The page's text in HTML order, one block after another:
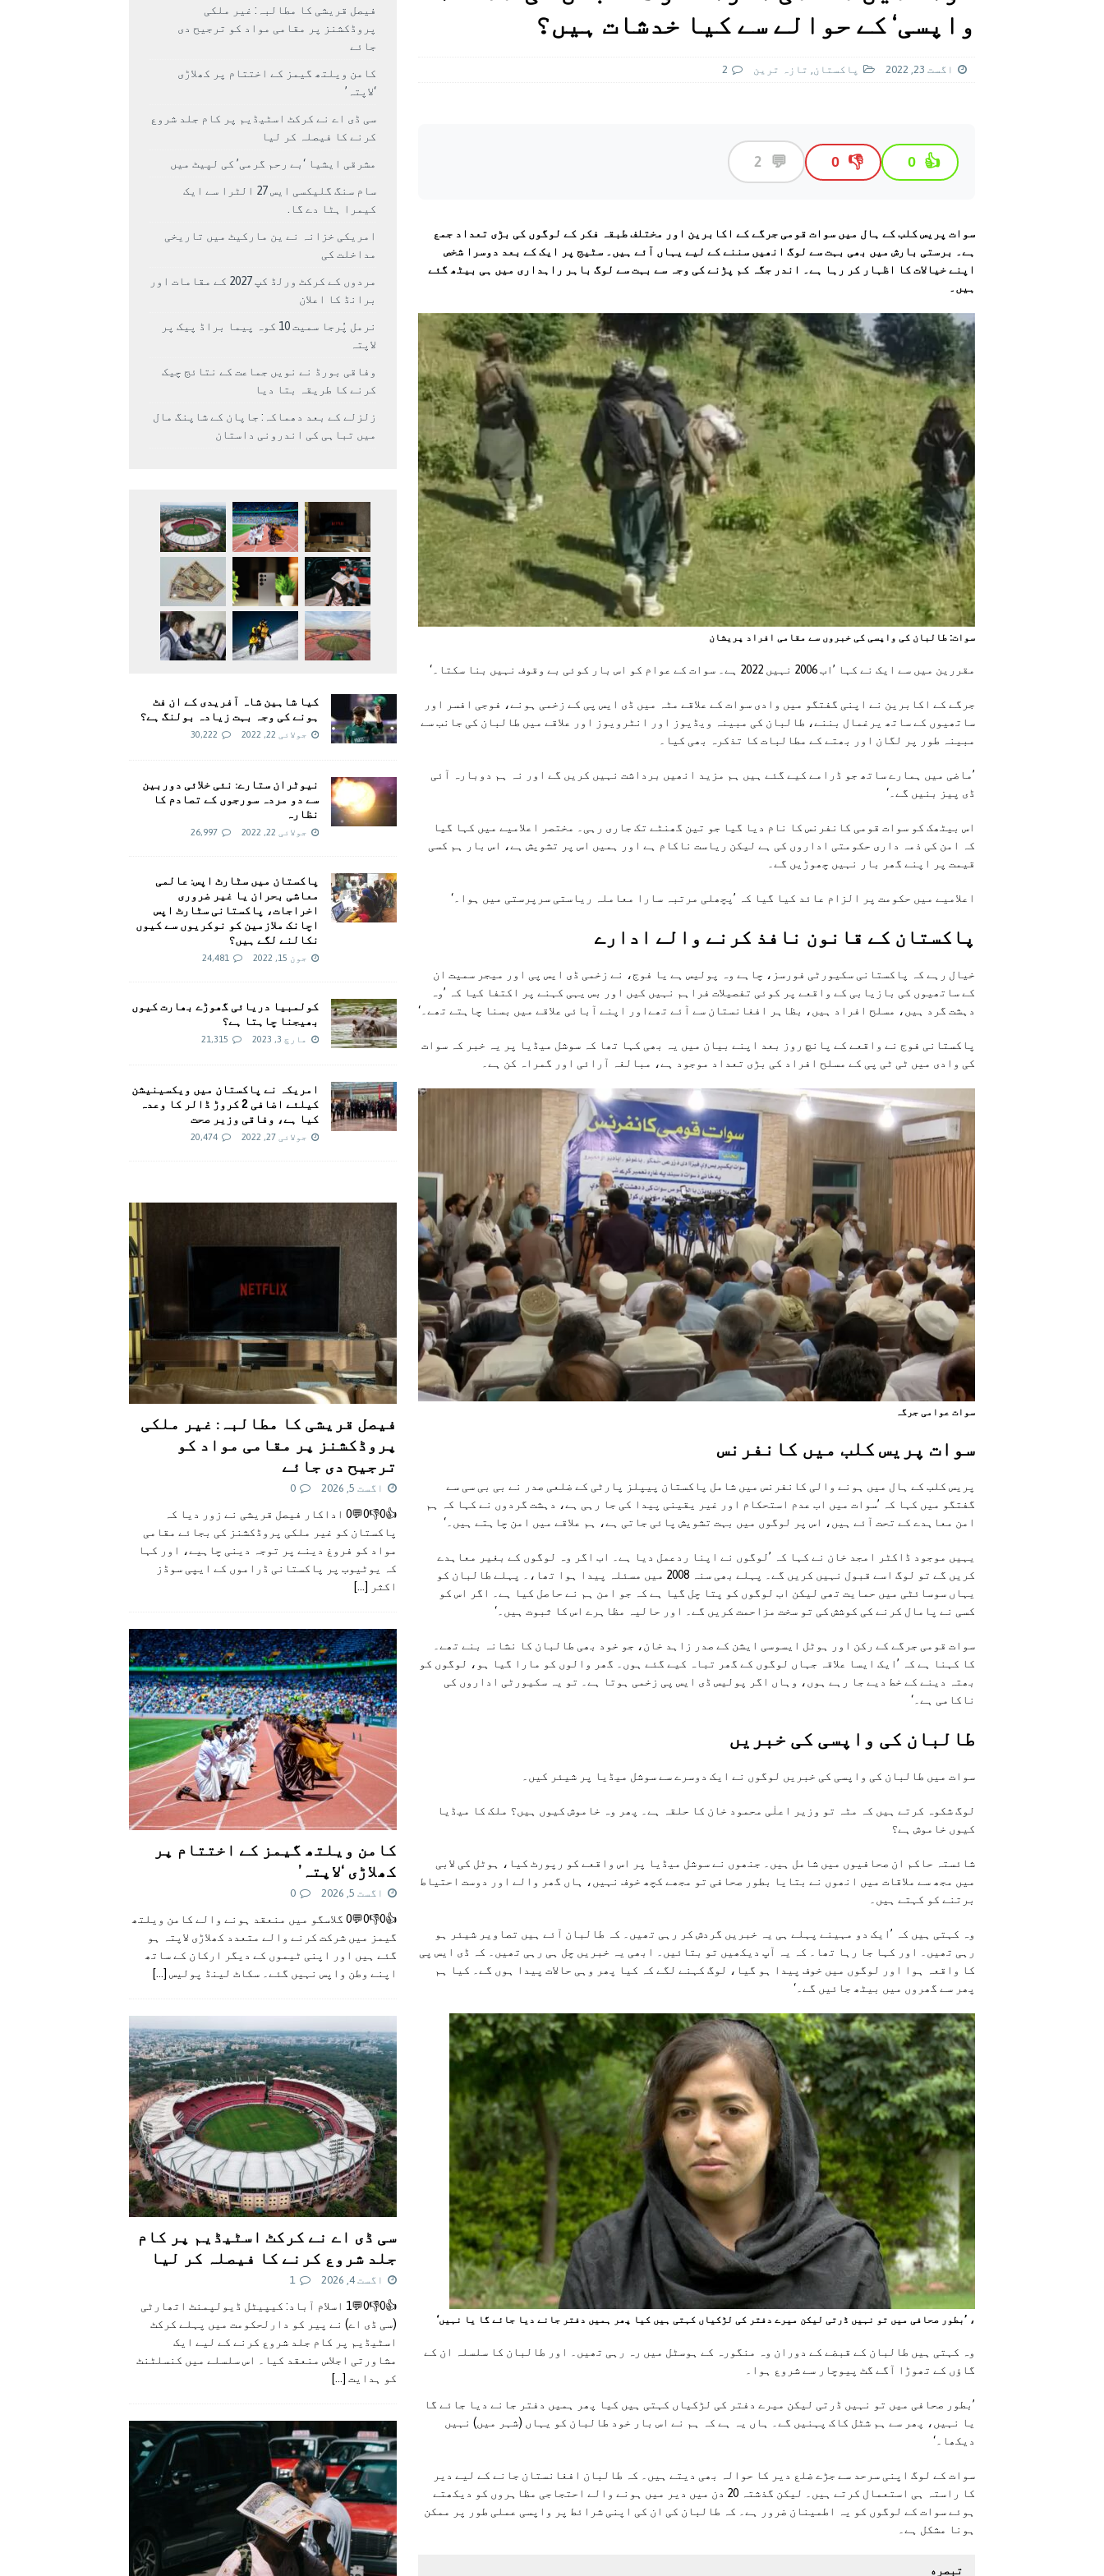
[ اگست 5, 2026 ] فیصل قریشی کا مطالبہ: غیر ملکی پروڈکشنز پر مقامی مواد کو ترجیح دی جائے
پاکستان
واپسی‘ کے حوالے سے کیا خدشات ہیں؟
اگست 23, 2022 پاکستان, تازہ ترين 2
👍
0
👎
0
💬
2
سوات پریس کلب کے ہال میں سوات قومی جرگے کے اکابرین اور مختلف طبقہ فکر کے لوگوں کی بڑی تعداد جمع
ہے۔ برستی بارش میں بھی بہت سے لوگ انھیں سننے کے لیے یہاں آئے ہیں۔ سٹیج پر ایک کے بعد دوسرا شخص
اپنے خیالات کا اظہار کر رہا ہے۔ اندر جگہ کم پڑنے کی وجہ سے بہت سے لوگ باہر راہداری میں ہی بیٹھ گئے
ہیں۔
سوات: طالبان کی واپسی کی خبروں سے مقامی افراد پريشان
مقررین میں سے ایک نے کہا ’اب 2006 نہیں 2022 ہے۔ سوات کے عوام کو اس بار کوئی بے وقوف نہیں بنا سکتا۔‘
جرگے کے اکابرین نے اپنی گفتگو میں وادی سوات کے علاقے مٹہ میں ڈی ایس پی کے زخمی ہونے، فوجی افسر اور
ساتھیوں کے ساتھ یرغمال بننے، طالبان کی مبینہ ویڈیوز اور انٹرویوز اور علاقے میں طالبان کی جانب سے
مبینہ طور پر لگان اور بھتے کے مطالبات کا تذکرہ بھی کیا۔
’ماضی میں ہمارے ساتھ جو ڈرامے کیے گئے ہیں ہم مزید انھیں برداشت نہیں کریں گے اور نہ ہم دوبارہ آئی
ڈی پیز بنیں گے۔‘
اس بیٹھک کو سوات قومی کانفرنس کا نام دیا گیا جو تین گھنٹے تک جاری رہی۔ مختصر اعلامیے میں کہا گیا
کہ امن کی ذمہ داری حکومتی اداروں کی ہے لیکن ریاست ناکام ہے اور ہمیں اس پر تشویش ہے، اس بار ہم کسی
قیمت پر اپنے گھر بار نہیں چھوڑیں گے۔
اعلامیے میں حکومت پر الزام عائد کیا گیا کہ ’پچھلی مرتبہ سارا معاملہ ریاستی سرپرستی میں ہوا۔‘
پاکستان کے قانون نافذ کرنے والے ادارے
خیال رہے کہ پاکستانی سکیورٹی فورسز، چاہے وہ پولیس ہے یا فوج، نے زخمی ڈی ایس پی اور میجر سمیت ان
کے ساتھیوں کی بازیابی کے واقعے پر کوئی تفصیلات فراہم نہیں کیں اور بس یہی کہنے پر اکتفا کیا کہ ’وہ
دہشت گرد ہیں، مسلح افراد ہیں، بظاہر افغانستان سے آئے تھےاور اپنے آبائی علاقے میں بسنا چاہتے تھے۔‘
پاکستانی فوج نے واقعے کے پانچ روز بعد اپنے بیان میں یہ بھی کہا تھا کہ سوشل میڈیا پر یہ خبر کہ سوات
کی وادی میں ٹی ٹی پی کے مسلح افراد کی بڑی تعداد موجود ہے، مبالغہ آرائی اور گمراہ کن ہے۔
سوات عوامی جرگہ
سوات پريس کلب ميں کانفرنس
پریس کلب کے ہال میں ہونے والی کانفرنس میں شامل پاکستان پیپلز پارٹی کے ضلعی صدر نے بی بی سی سے
گفتگو میں کہا کہ ’سوات میں اب عدم استحکام اور غیر یقینی پیدا کی جا رہی ہے، دہشت گردوں نے کہا کہ ہم
امن معاہدے کے تحت آئے ہیں، اس پر لوگوں میں بہت تشویش پائی جاتی ہے، ہم علاقے میں امن چاہتے ہیں۔‘
یہیں موجود ڈاکٹر امجد خان نے کہا کہ ’لوگوں نے اپنا ردعمل دیا ہے۔ اب اگر وہ لوگوں کے بغیر معاہدے
کریں گے تو لوگ اسے قبول نہیں کریں گے۔ پہلے بھی سنہ 2008 میں مسئلہ پیدا ہوا تھا،۔ پہلے طالبان کو
یہاں سوسائٹی میں حمایت تھی لیکن اب لوگوں کو پتا چل گیا ہے کہ جو امن ہم نے حاصل کیا ہے۔ اگر اس کو
کسی نے پامال کرنے کی کوشش کی تو سخت مزاحمت کریں گے۔ اور حالیہ مظاہرے اس کا ثبوت ہیں۔‘
سوات قومی جرگے کے رکن اور ہوٹل ایسوسی ایشن کے صدر زاہد خان، جو خود بھی طالبان کا نشانہ بنے تھے۔
کا کہنا ہے کہ ’ایک ایسا علاقہ جہاں لوگوں کے گھر تباہ کیے گئے ہوں۔ گھر والوں کو مارا گیا ہو، لوگوں کو
بھتہ دینے کے خط دیے جا رہے ہوں، وہاں اگر پولیس ڈی ایس پی زخمی ہوتا ہے۔ تو یہ سکیورٹی اداروں کی
ناکامی ہے۔‘
طالبان کی واپسی کی خبریں
سوات میں طالبان کی واپسی کی خبریں لوگوں نے ایک دوسرے سے سوشل میڈیا پر شیئر کیں۔
لوگ شکوہ کرتے ہیں کہ مٹہ تو وزیر اعلٰی محمود خان کا حلقہ ہے۔ پھر وہ خاموش کیوں ہیں؟ ملک کا میڈیا
کیوں خاموش ہے؟
شائستہ حاکم ان صحافیوں میں شامل ہیں۔ جنھوں نے سوشل میڈیا پر اس واقعے کو رپورٹ کیا، ہوٹل کی لابی
میں مجھ سے ملاقات میں انھوں نے بتایا بطور صحافی تو مجھے کچھ خوف نہیں، ہاں گھر والے اور دوست احتیاط
برتنے کو کہتے ہیں۔
وہ کہتی ہیں کہ ’ایک دو مہینے پہلے ہی یہ خبریں گردش کر رہی تھیں۔ کہ طالبان آئے ہیں تصاویر شیئر ہو
رہی تھیں۔ اور کہا جا رہا تھا۔ کہ یہ آپ دیکھیں تو بتائیں۔ ابھی یہ خبریں چل ہی رہی تھیں۔ کہ ڈی ایس پی
کا واقعہ ہوا اور لوگوں میں خوف پیدا ہو گیا، لوگ کہنے لگے کہ کیا پھر وہی حالات پیدا ہوں گے۔ کیا ہم
پھر سے گھروں میں بیٹھ جائیں گے۔‘
، ’بطور صحافی میں تو نہیں ڈرتی لیکن میرے دفتر کی لڑکیاں کہتی ہیں کیا پھر ہمیں دفتر جانے دیا جائے گا یا نہیں‘
وہ کہتی ہیں طالبان کے قبضے کے دوران وہ منگورہ کے ہوسٹل میں رہ رہی تھیں۔ اور طالبان کا سلسلہ ان کے
گاؤں کے تھوڑا آگے گٹ پیوچار سے شروع ہوا۔
’بطور صحافی میں تو نہیں ڈرتی لیکن میرے دفتر کی لڑکیاں کہتی ہیں کیا پھر ہمیں دفتر جانے دیا جائے گا
یا نہیں، پھر سے ہم شٹل کاک پہنیں گے۔ ہاں یہ ہے کہ ہم نے اس بار خود طالبان کو یہاں (شہر میں) نہیں
دیکھا۔‘
سوات کے لوگ اپنی سرحد سے جڑے ضلع دیر کا حوالہ بھی دیتے ہیں۔ کہ طالبان افغانستان جانے کے لیے دیر
کا راستہ ہی استعمال کرتے ہیں۔ لیکن گذشتہ 20 دن میں دیر میں ہونے والے احتجاجی مظاہروں کو دیکھتے
ہوئے سوات کے لوگوں کو یہ اطمینان ضرور ہے۔ کہ طالبان کی ان کی اپنی شرائط پر واپسی عملی طور پر ممکن
ہونا مشکل ہے۔
تبصره
فیصل قریشی کا مطالبہ: غیر ملکی
پروڈکشنز پر مقامی مواد کو ترجیح دی
جائے
کامن ویلتھ گیمز کے اختتام پر کھلاڑی
‘لاپتہ’
سی ڈی اے نے کرکٹ اسٹیڈیم پر کام جلد شروع
کرنے کا فیصلہ کر لیا
مشرقی ایشیا ‘بے رحم گرمی’ کی لپیٹ میں
سام سنگ گلیکسی ایس 27 الٹرا سے ایک
کیمرا ہٹا دے گا.
امریکی خزانہ نے ین مارکیٹ میں تاریخی
مداخلت کی
مردوں کے کرکٹ ورلڈ کپ 2027 کے مقامات اور
برانڈ کا اعلان
نرمل پُرجا سمیت 10 کوہ پیما براڈ پیک پر
لاپتہ
وفاقی بورڈ نے نویں جماعت کے نتائج چیک
کرنے کا طریقہ بتا دیا
زلزلے کے بعد دھماکہ: جاپان کے شاپنگ مال
میں تباہی کی اندرونی داستان
کیا شاہین شاہ آفریدی کے ان فٹ
ہونے کی وجہ بہت زیادہ بولنگ ہے؟
جولائی 22, 2022 30,222
نیوٹران ستارے: نئی خلائی دوربین
سے دو مردہ سورجوں کے تصادم کا
نظارہ
جولائی 22, 2022 26,997
پاکستان میں سٹارٹ اپس: عالمی
معاشی بحران یا غیر ضروری
اخراجات، پاکستانی سٹارٹ اپس
اچانک ملازمین کو نوکریوں سے کیوں
نکالنے لگے ہیں؟
جون 15, 2022 24,481
کولمبیا دریائی گھوڑے بھارت کیوں
بھیجنا چاہتا ہے؟
مارچ 3, 2023 21,315
امريکہ نے پاکستان میں ویکسینیشن
کیلئے اضافی 2 کروڑ ڈالر کا وعدہ
کیا ہے، وفاقی وزیر صحت
جولائی 27, 2022 20,474
فیصل قریشی کا مطالبہ: غیر ملکی
پروڈکشنز پر مقامی مواد کو
ترجیح دی جائے
اگست 5, 2026 0
👍0👎0💬0 اداکار فیصل قریشی نے زور دیا کہ
پاکستان کو غیر ملکی پروڈکشنز کی بجائے مقامی
مواد کو فروغ دینے پر توجہ دینی چاہیے، اور کہا
کہ یوٹیوب پر پاکستانی ڈراموں کے ایپی سوڈز
اکثر
[...]
کامن ویلتھ گیمز کے اختتام پر
کھلاڑی ‘لاپتہ’
اگست 5, 2026 0
👍0👎0💬0 گلاسگو میں منعقد ہونے والے کامن ویلتھ
گیمز میں شرکت کرنے والے متعدد کھلاڑی لاپتہ ہو
گئے ہیں اور اپنی ٹیموں کے دیگر ارکان کے ساتھ
اپنے وطن واپس نہیں گئے۔ سکاٹ لینڈ پولیس [...]
سی ڈی اے نے کرکٹ اسٹیڈیم پر کام
جلد شروع کرنے کا فیصلہ کر لیا
اگست 4, 2026 1
👍0👎0💬1 اسلام آباد: کیپیٹل ڈیولپمنٹ اتھارٹی
(سی ڈی اے) نے پیر کو دارلحکومت میں پہلے کرکٹ
اسٹیڈیم پر کام جلد شروع کرنے کے لیے ایک
مشاورتی اجلاس منعقد کیا۔ اس سلسلے میں کنسلٹنٹ
کو ہدایت [...]